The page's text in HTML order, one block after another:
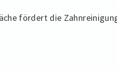
fördert die